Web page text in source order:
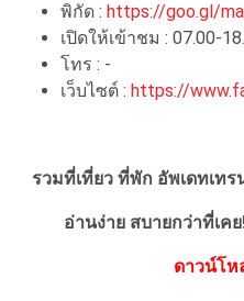
พิกัด : https://goo.gl/
เปิดให้เข้าชม : 07.00-
โทร : -
เว็บไซต์ : https://
รวมที่เที่ยว ที่พัก อัพเดทเท
อ่านง่าย สบายกว่าที่เค
ดาวน์โห